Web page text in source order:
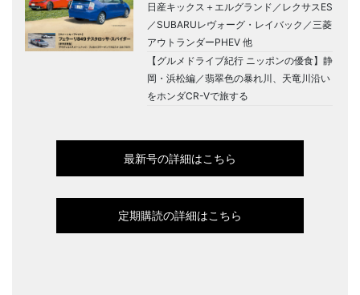
日産キックス＋エルグランド／レクサスES
／SUBARUレヴォーグ・レイバック／三菱
アウトランダーPHEV 他
【グルメドライブ紀行 ニッポンの優食】静
岡・浜松編／翡翠色の暴れ川、天竜川沿い
をホンダCR-Vで旅する
最新号の詳細はこちら
定期購読の詳細はこちら